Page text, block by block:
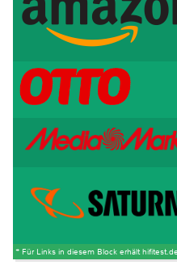
* Für Links in diesem Block erhält